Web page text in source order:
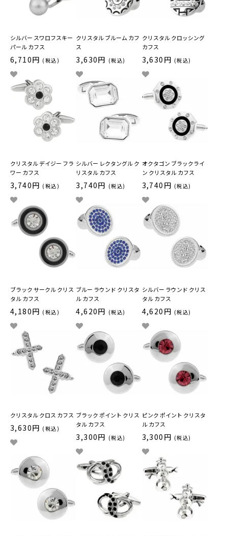
シルバー スワロフスキー
パール カフス
6,710円 (税込)
クリスタル ブルーム カフ
ス
3,630円 (税込)
クリスタル クロッシング
カフス
3,630円 (税込)
クリスタル デイジー フラ
ワー カフス
3,740円 (税込)
シルバー レクタングル ク
リスタル カフス
3,740円 (税込)
オクタゴン ブラックライ
ン クリスタル カフス
3,740円 (税込)
ブラック サークル クリス
タル カフス
4,180円 (税込)
ブルー ラウンド クリスタ
ル カフス
4,620円 (税込)
シルバー ラウンド クリス
タル カフス
4,620円 (税込)
クリスタル クロス カフス
3,630円 (税込)
ブラック ポイント クリス
タル カフス
3,300円 (税込)
ピンク ポイント クリスタ
ル カフス
3,300円 (税込)